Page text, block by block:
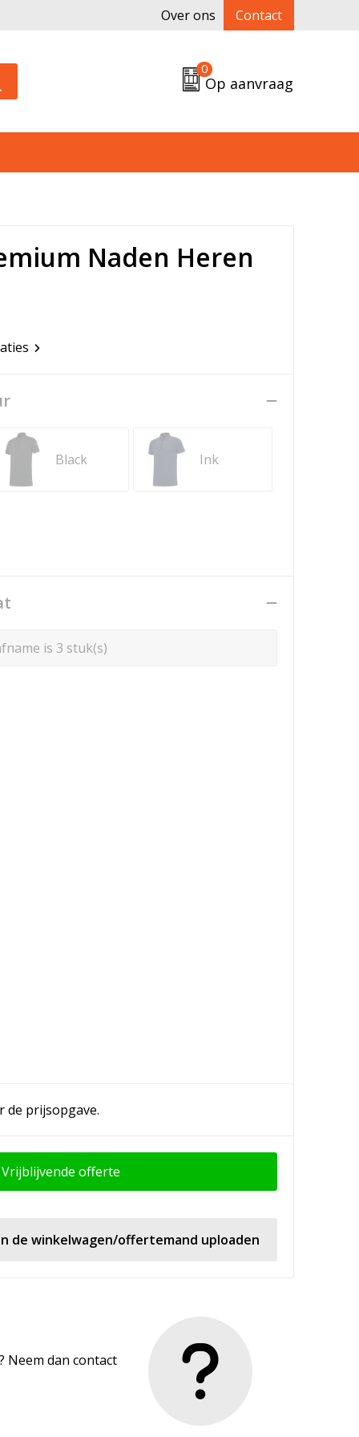
Over ons Contact
0
Op aanvraag
Naden Heren
Black Ink
is 3 stuk(s)
de prijsopgave.
Vrijblijvende offerte
de winkelwagen/offertemand uploaden
Neem dan contact